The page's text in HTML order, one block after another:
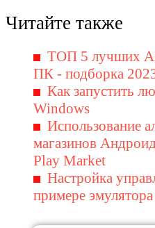
Читайте также
ТОП 5 лучших
ПК - подборка
Как запустить
Windows
Использование
магазинов
Play Market
Настройка
примере